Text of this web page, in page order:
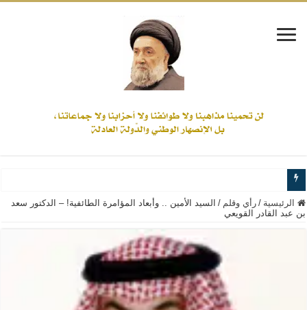
www.alamine.net
إذا كان التسنن هو الإيمان بسنة رسول الله ( صلى الله عليه وآله) فكلّ
علاقات المذاهب والأديان لا يجوز أن تكون على حساب الأوطان
لن تحمينا مذاهبنا ولا طوائفنا ولا أحزابنا ولا جماعاتنا، بل الإنصهار الوطني والدولة
الرئيسية / رأي وقلم / السيد الأمين .. وأبعاد المؤامرة الطائفية! – الدكتور سعد
بن عبد القادر القويعي